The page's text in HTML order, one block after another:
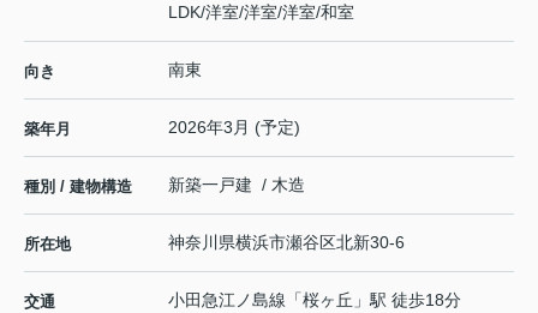
LDK/洋室/洋室/洋室/和室
向き 南東
築年月 2026年3月 (予定)
種別 / 建物構造 新築一戸建 / 木造
所在地 神奈川県横浜市瀬谷区北新30-6
交通 小田急江ノ島線 「桜ヶ丘 」駅 徒歩18分